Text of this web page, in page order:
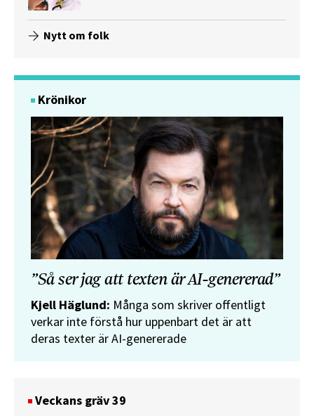
Nytt om folk
Krönikor
”Så ser jag att texten är AI-genererad”
Kjell Häglund: Många som skriver offentligt
verkar inte förstå hur uppenbart det är att
deras texter är AI-genererade
Veckans gräv 39